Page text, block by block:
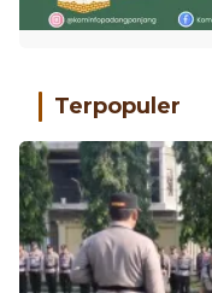
Terpopuler